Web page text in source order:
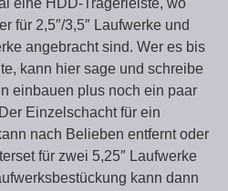
eine HDD-Trägerleiste, wo
für 2,5″/3,5″ Laufwerke und
angebracht sind. Wer es bis
kann hier sage und schreibe
einbauen plus noch ein paar
Einzelschacht für ein
nach Belieben entfernt oder
für zwei 5,25″ Laufwerke
kann dann